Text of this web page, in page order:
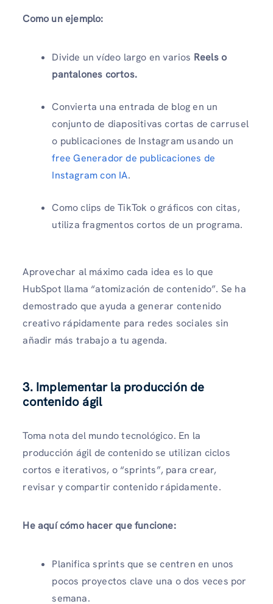
Como un ejemplo:
Divide un vídeo largo en varios Reels o
pantalones cortos.
Convierta una entrada de blog en un
conjunto de diapositivas cortas de carrusel
o publicaciones de Instagram usando un
free Generador de publicaciones de
Instagram con IA.
Como clips de TikTok o gráficos con citas,
utiliza fragmentos cortos de un programa.
Aprovechar al máximo cada idea es lo que
HubSpot llama “atomización de contenido”. Se ha
demostrado que ayuda a generar contenido
creativo rápidamente para redes sociales sin
añadir más trabajo a tu agenda.
3. Implementar la producción de
contenido ágil
Toma nota del mundo tecnológico. En la
producción ágil de contenido se utilizan ciclos
cortos e iterativos, o “sprints”, para crear,
revisar y compartir contenido rápidamente.
He aquí cómo hacer que funcione:
Planifica sprints que se centren en unos
pocos proyectos clave una o dos veces por
semana.